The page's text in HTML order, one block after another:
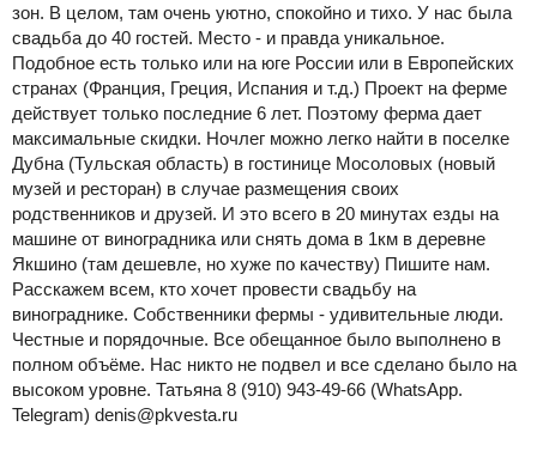
зон. В целом, там очень уютно, спокойно и тихо. У нас была
свадьба до 40 гостей. Место - и правда уникальное.
Подобное есть только или на юге России или в Европейских
странах (Франция, Греция, Испания и т.д.) Проект на ферме
действует только последние 6 лет. Поэтому ферма дает
максимальные скидки. Ночлег можно легко найти в поселке
Дубна (Тульская область) в гостинице Мосоловых (новый
музей и ресторан) в случае размещения своих
родственников и друзей. И это всего в 20 минутах езды на
машине от виноградника или снять дома в 1км в деревне
Якшино (там дешевле, но хуже по качеству) Пишите нам.
Расскажем всем, кто хочет провести свадьбу на
винограднике. Собственники фермы - удивительные люди.
Честные и порядочные. Все обещанное было выполнено в
полном объёме. Нас никто не подвел и все сделано было на
высоком уровне. Татьяна 8 (910) 943-49-66 (WhatsApp.
Telegram) denis@pkvesta.ru